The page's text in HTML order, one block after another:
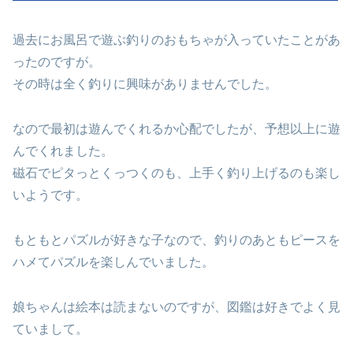
過去にお風呂で遊ぶ釣りのおもちゃが入っていたことがあ
ったのですが。
その時は全く釣りに興味がありませんでした。
なので最初は遊んでくれるか心配でしたが、予想以上に遊
んでくれました。
磁石でピタっとくっつくのも、上手く釣り上げるのも楽し
いようです。
もともとパズルが好きな子なので、釣りのあともピースを
ハメてパズルを楽しんでいました。
娘ちゃんは絵本は読まないのですが、図鑑は好きでよく見
ていまして。